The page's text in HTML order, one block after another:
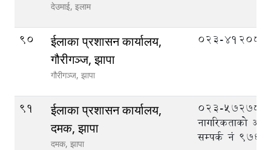
देउमाई, इलाम
90
ईलाका प्रशासन कार्यालय,
गौरीगञ्ज, झापा
गौरीगञ्ज, झापा
023-412087
91
ईलाका प्रशासन कार्यालय,
दमक, झापा
दमक, झापा
023-572789,
नागरिकताको
सम्पर्क नं